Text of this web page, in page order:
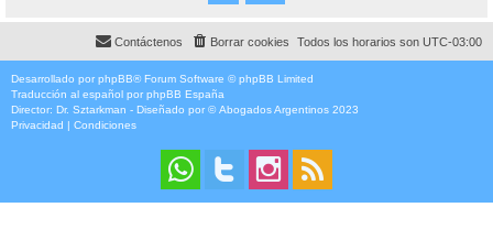
Todos los horarios son UTC-03:00
Borrar cookies
Contáctenos
Desarrollado por phpBB® Forum Software © phpBB Limited
Traducción al español por phpBB España
Director: Dr. Sztarkman - Diseñado por ©Abogados Argentinos 2023
Privacidad | Condiciones